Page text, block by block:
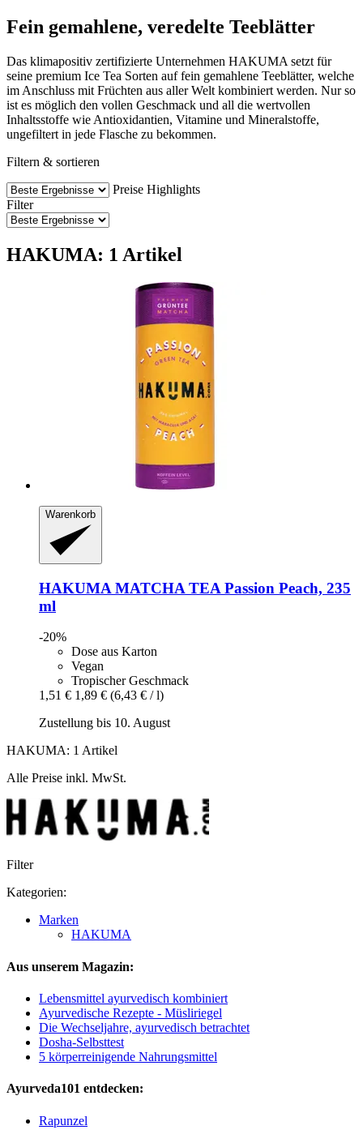
Fein gemahlene, veredelte Teeblätter
Das klimapositiv zertifizierte Unternehmen HAKUMA setzt für
seine premium Ice Tea Sorten auf fein gemahlene Teeblätter, welche
im Anschluss mit Früchten aus aller Welt kombiniert werden. Nur so
ist es möglich den vollen Geschmack und all die wertvollen
Inhaltsstoffe wie Antioxidantien, Vitamine und Mineralstoffe,
ungefiltert in jede Flasche zu bekommen.
Filtern & sortieren
Preise Highlights
Filter
HAKUMA: 1 Artikel
Warenkorb
HAKUMA MATCHA TEA Passion Peach, 235
ml
-20%
Dose aus Karton
Vegan
Tropischer Geschmack
1,51 € 1,89 € (6,43 € / l)
Zustellung bis 10. August
HAKUMA: 1 Artikel
Alle Preise inkl. MwSt.
Filter
Kategorien:
Marken
HAKUMA
Aus unserem Magazin:
Lebensmittel ayurvedisch kombiniert
Ayurvedische Rezepte - Müsliriegel
Die Wechseljahre, ayurvedisch betrachtet
Dosha-Selbsttest
5 körperreinigende Nahrungsmittel
Ayurveda101 entdecken:
Rapunzel